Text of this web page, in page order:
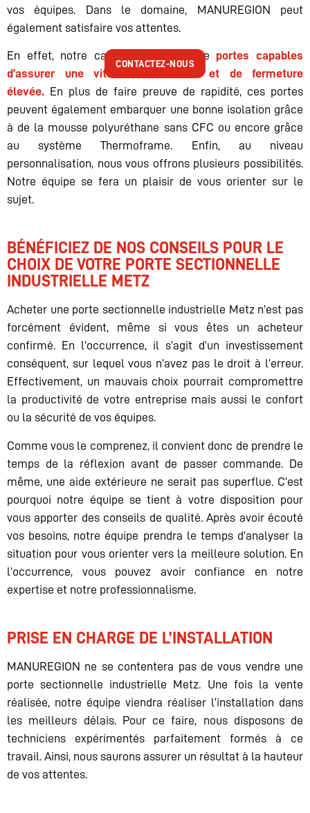
CONTACTEZ-NOUS
vos équipes. Dans le domaine, MANUREGION peut
également satisfaire vos attentes.
En effet, notre catalogue dispose de portes capables
d’assurer une vitesse d’ouverture et de fermeture
élevée. En plus de faire preuve de rapidité, ces portes
peuvent également embarquer une bonne isolation grâce
à de la mousse polyuréthane sans CFC ou encore grâce
au système Thermoframe. Enfin, au niveau
personnalisation, nous vous offrons plusieurs possibilités.
Notre équipe se fera un plaisir de vous orienter sur le
sujet.
BÉNÉFICIEZ DE NOS CONSEILS POUR LE
CHOIX DE VOTRE PORTE SECTIONNELLE
INDUSTRIELLE METZ
Acheter une porte sectionnelle industrielle Metz n’est pas
forcément évident, même si vous êtes un acheteur
confirmé. En l’occurrence, il s’agit d’un investissement
conséquent, sur lequel vous n’avez pas le droit à l’erreur.
Effectivement, un mauvais choix pourrait compromettre
la productivité de votre entreprise mais aussi le confort
ou la sécurité de vos équipes.
Comme vous le comprenez, il convient donc de prendre le
temps de la réflexion avant de passer commande. De
même, une aide extérieure ne serait pas superflue. C’est
pourquoi notre équipe se tient à votre disposition pour
vous apporter des conseils de qualité. Après avoir écouté
vos besoins, notre équipe prendra le temps d’analyser la
situation pour vous orienter vers la meilleure solution. En
l’occurrence, vous pouvez avoir confiance en notre
expertise et notre professionnalisme.
PRISE EN CHARGE DE L’INSTALLATION
MANUREGION ne se contentera pas de vous vendre une
porte sectionnelle industrielle Metz. Une fois la vente
réalisée, notre équipe viendra réaliser l’installation dans
les meilleurs délais. Pour ce faire, nous disposons de
techniciens expérimentés parfaitement formés à ce
travail. Ainsi, nous saurons assurer un résultat à la hauteur
de vos attentes.